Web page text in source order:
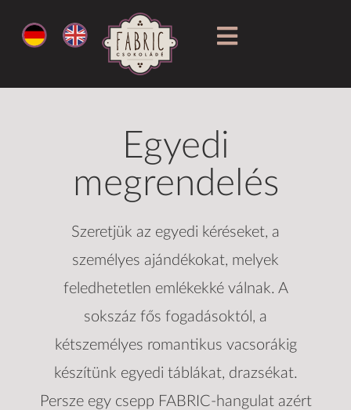
Egyedi
megrendelés
Szeretjük az egyedi kéréseket, a
személyes ajándékokat, melyek
feledhetetlen emlékekké válnak. A
sokszáz fős fogadásoktól, a
kétszemélyes romantikus vacsorákig
készítünk egyedi táblákat, drazsékat.
Persze egy csepp FABRIC-hangulat azért